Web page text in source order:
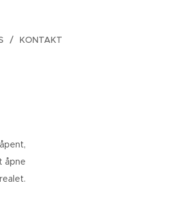
KONTAKT
åpne